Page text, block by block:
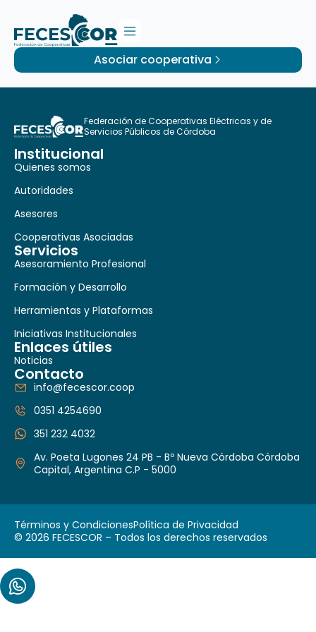
Asociar cooperativa
Federación de Cooperativas Eléctricas y de
Servicios Públicos de Córdoba
Institucional
Quienes somos
Autoridades
Asesores
Cooperativas Asociadas
Servicios
Asesoramiento Profesional
Formación y Desarrollo
Herramientas y Plataformas
Iniciativas Institucionales
Enlaces útiles
Noticias
Contacto
info@fecescor.coop
0351 4254690
351 232 4032
Av. Poeta Lugones 24 PB - Bº Nueva Córdoba Córdoba
Capital, Argentina C.P - 5000
© 2026 FECESCOR – Todos los derechos reservados
Términos y CondicionesPolítica de Privacidad